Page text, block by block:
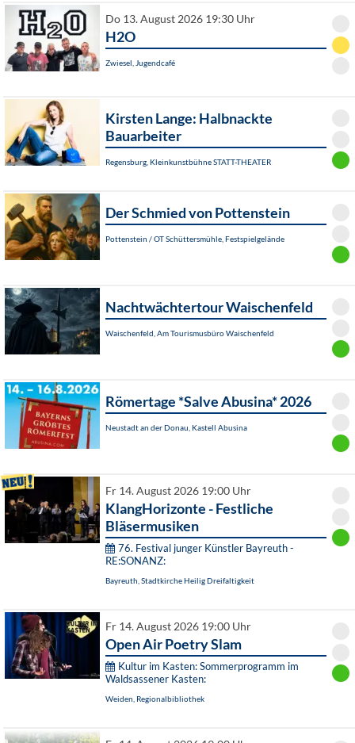
Do 13. August 2026 19:30 Uhr
H2O
Zwiesel, Jugendcafé
Kirsten Lange: Halbnackte
Bauarbeiter
Regensburg, Kleinkunstbühne STATT-THEATER
Der Schmied von Pottenstein
Pottenstein / OT Schüttersmühle, Festspielgelände
Nachtwächtertour Waischenfeld
Waischenfeld, Am Tourismusbüro Waischenfeld
Römertage *Salve Abusina* 2026
Neustadt an der Donau, Kastell Abusina
Fr 14. August 2026 19:00 Uhr
KlangHorizonte - Festliche
Bläsermusiken
76. Festival junger Künstler Bayreuth -
RE:SONANZ:
Bayreuth, Stadtkirche Heilig Dreifaltigkeit
Fr 14. August 2026 19:00 Uhr
Open Air Poetry Slam
Kultur im Kasten: Sommerprogramm im
Waldsassener Kasten:
Weiden, Regionalbibliothek